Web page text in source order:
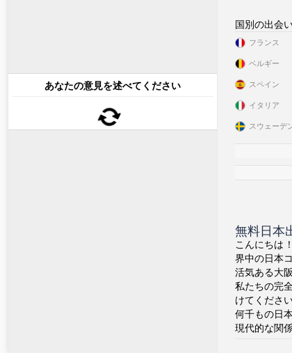
あなたの意見を述べてください
国別の出会
フランス
ベルギー
スペイン
イタリア
スウェーデ
無料日本
こんにちは
界中の日本
活気ある大
私たちの完
けてください
何千もの日
現代的な関